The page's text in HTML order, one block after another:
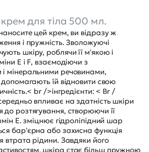
для тіла 500 мл.
цей крем, ви відразу ж
і пружність. Зволожуючі
шкіру, роблячи її м'якою і
E і F, взаємодіючи з
і мінеральними речовинами,
допомагають їй відновити свою
br />інгредієнти: < Br /
впливає на здатність шкіри
до розтягування, створюючи її
Е. зміцнює гідроліпідний шар
бар'єрна або захисна функція
втрата рідини. Завдяки його
шкіра стає більш пружною